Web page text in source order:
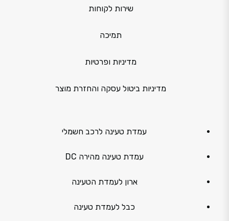
שירות לקוחות
תמיכה
מדיניות ופרטיות
מדיניות ביטול עסקה והחזרת מוצר
עמדת טעינה לרכב חשמלי
עמדת טעינה מהירה DC
ארון לעמדת הטעינה
כבל לעמדת טעינה